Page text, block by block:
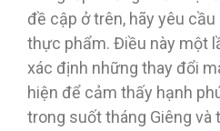
đề cập ở trên, hãy yêu
thực phẩm. Điều này một
xác định những thay đổi
hiện để cảm thấy hạnh
trong suốt tháng Giêng